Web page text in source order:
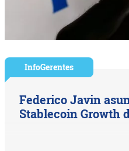
InfoGerentes
Federico Javin
Stablecoin Growth